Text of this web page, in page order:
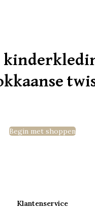
Begin met shoppen
Klantenservice